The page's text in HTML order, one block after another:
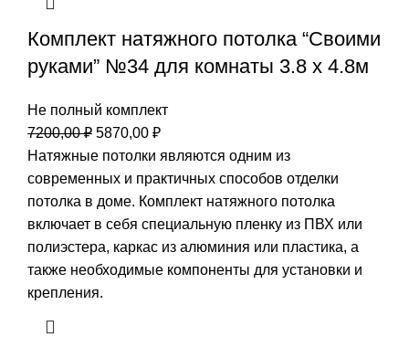
Комплект натяжного потолка “Своими
руками” №34 для комнаты 3.8 х 4.8м
Не полный комплект
7200,00₽ Первоначальная
цена
составляла
7200,00 ₽.
5870,00 ₽Текущая
цена:
5870,00 ₽.
Натяжные потолки являются одним из
современных и практичных способов отделки
потолка в доме. Комплект натяжного потолка
включает в себя специальную пленку из ПВХ или
полиэстера, каркас из алюминия или пластика, а
также необходимые компоненты для установки и
крепления.